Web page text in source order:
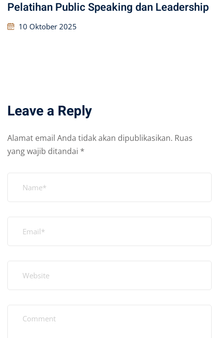
Pelatihan Public Speaking dan Leadership
10 Oktober 2025
Leave a Reply
Alamat email Anda tidak akan dipublikasikan. Ruas
yang wajib ditandai *